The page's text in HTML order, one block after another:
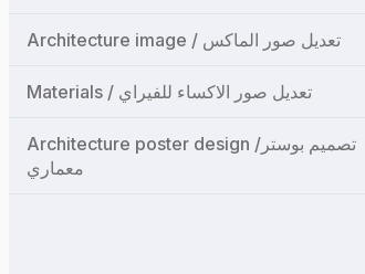
Architecture image / تعديل صور الماكس
Materials / تعديل صور الاكساء للفيراي
Architecture poster design /تصميم بوستر
معماري